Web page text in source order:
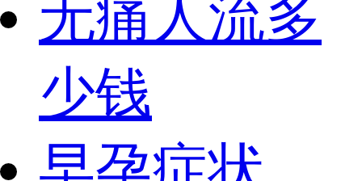
无痛人流多
少钱